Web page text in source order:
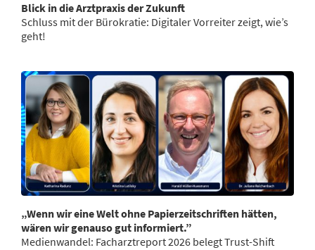
Blick in die Arztpraxis der Zukunft
Schluss mit der Bürokratie: Digitaler Vorreiter zeigt, wie’s
geht!
„Wenn wir eine Welt ohne Papierzeitschriften hätten,
wären wir genauso gut informiert.”
Medienwandel: Facharztreport 2026 belegt Trust-Shift